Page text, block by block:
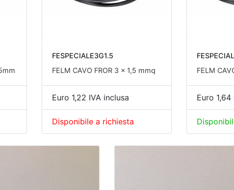
FESPECIALE3G1.5
FELM CAVO FROR 3 x 1,5 mmq
Euro 1,22 IVA inclusa
Disponibile a richiesta
FELM
Euro 1,64